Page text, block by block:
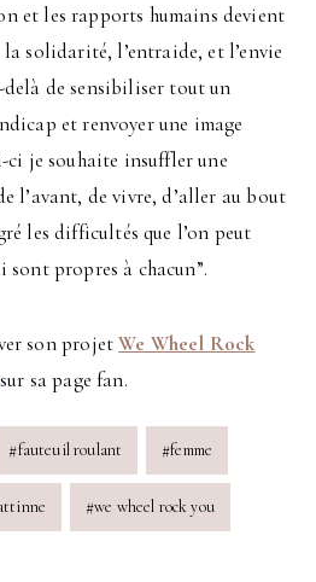
et les rapports humains devient
solidarité, l’entraide, et l’envie
delà de sensibiliser tout un
et renvoyer une image
ci je souhaite insuffler une
l’avant, de vivre, d’aller au bout
les difficultés que l’on peut
propres à chacun”.
son projetWe Wheel Rock
sa page fan.
#fauteuil roulant #femme
#we wheel rock you